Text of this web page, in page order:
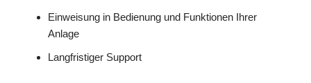
Einweisung in Bedienung und Funktionen Ihrer
Anlage
Langfristiger Support